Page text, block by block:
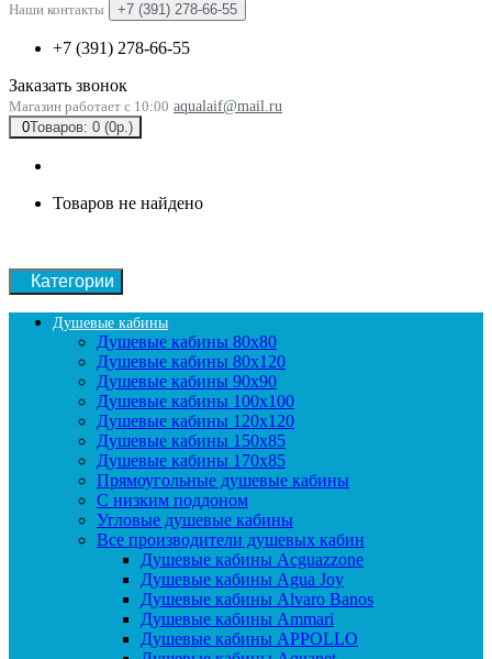
Наши контакты +7 (391) 278-66-55
+7 (391) 278-66-55
Заказать звонок
Магазин работает с 10:00 aqualaif@mail.ru
0Товаров: 0 (0р.)
Товаров не найдено
Категории
Душевые кабины
Душевые кабины 80x80
Душевые кабины 80x120
Душевые кабины 90х90
Душевые кабины 100x100
Душевые кабины 120x120
Душевые кабины 150x85
Душевые кабины 170x85
Прямоугольные душевые кабины
С низким поддоном
Угловые душевые кабины
Все производители душевых кабин
Душевые кабины Acguazzone
Душевые кабины Agua Joy
Душевые кабины Alvaro Banos
Душевые кабины Ammari
Душевые кабины APPOLLO